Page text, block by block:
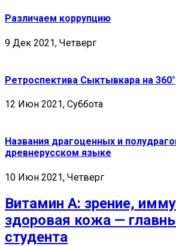
Различаем коррупцию
9 Дек 2021, Четверг
Ретроспектива Сыктывкара на 360°
12 Июн 2021, Суббота
Названия драгоценных и
древнерусском языке
10 Июн 2021, Четверг
Витамин А: зрение,
здоровая кожа —
студента